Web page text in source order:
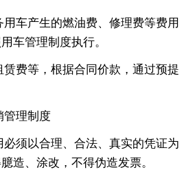
车产生的燃油费、修理费等费用
车管理制度执行。
赁费等，根据合同价款，通过预提
管理制度
必须以合理、合法、真实的凭证为
造、涂改，不得伪造发票。